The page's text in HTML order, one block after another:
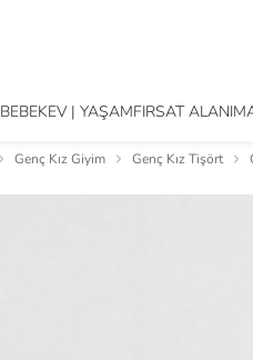
BEBEKEV | YAŞAMFIRSAT ALANI
Genç Kız Giyim Genç Kız Tişört